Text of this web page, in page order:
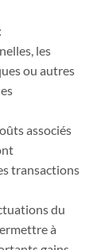
:
les
ou autres
associés
transactions
du
à